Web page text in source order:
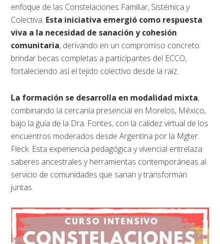
enfoque de las Constelaciones Familiar, Sistémica y
Colectiva. Esta iniciativa emergió como respuesta
viva a la necesidad de sanación y cohesión
comunitaria, derivando en un compromiso concreto:
brindar becas completas a participantes del ECCO,
fortaleciendo así el tejido colectivo desde la raíz.
La formación se desarrolla en modalidad mixta,
combinando la cercanía presencial en Morelos, México,
bajo la guía de la Dra. Fontes, con la calidez virtual de los
encuentros moderados desde Argentina por la Mgter.
Fleck. Esta experiencia pedagógica y vivencial entrelaza
saberes ancestrales y herramientas contemporáneas al
servicio de comunidades que sanan y transforman
juntas.